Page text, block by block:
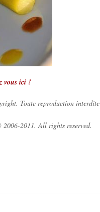
vous ici !
Toute reproduction interdite
2011. All rights reserved.